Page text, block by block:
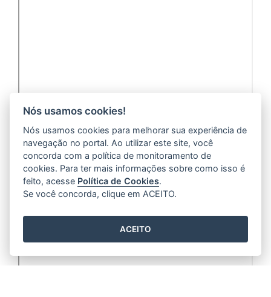
Nós usamos cookies!
Nós usamos cookies para melhorar sua experiência de
navegação no portal. Ao utilizar este site, você
concorda com a política de monitoramento de
cookies. Para ter mais informações sobre como isso é
feito, acesse Política de Cookies.
Se você concorda, clique em ACEITO.
ACEITO